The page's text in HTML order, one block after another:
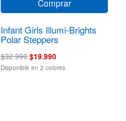
Comprar
Infant Girls Illumi-Brights
Polar Steppers
$32.990$19.990
Disponible en 2 colores